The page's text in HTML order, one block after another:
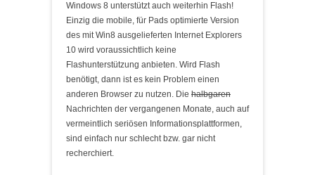
Windows 8 unterstützt auch weiterhin Flash!
Einzig die mobile, für Pads optimierte Version
des mit Win8 ausgelieferten Internet Explorers
10 wird voraussichtlich keine
Flashunterstützung anbieten. Wird Flash
benötigt, dann ist es kein Problem einen
anderen Browser zu nutzen. Die halbgaren
Nachrichten der vergangenen Monate, auch auf
vermeintlich seriösen Informationsplattformen,
sind einfach nur schlecht bzw. gar nicht
recherchiert.